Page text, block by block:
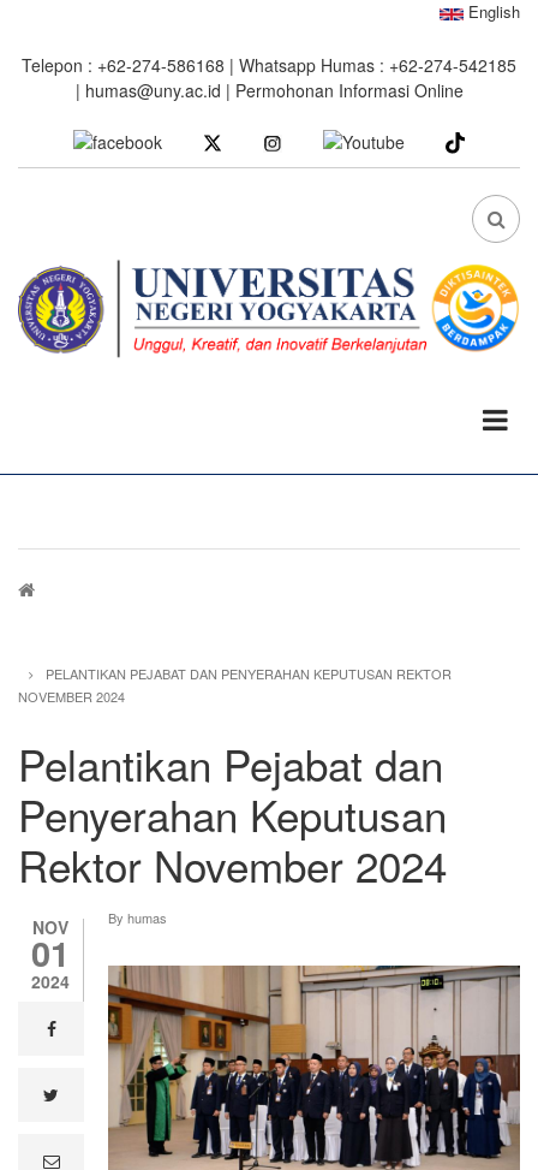
main
English
Telepon : +62-274-586168 | Whatsapp Humas : +62-274-542185
| humas@uny.ac.id | Permohonan Informasi Online
facebook
Instagram youtube
FA
Breadcrumb
PELANTIKAN PEJABAT DAN PENYERAHAN KEPUTUSAN REKTOR
NOVEMBER 2024
Pelantikan Pejabat dan
Penyerahan Keputusan
Rektor November 2024
NOV
01
2024
0%
facebook
e
By humas